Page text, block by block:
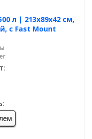
л | 213х89х42 см,
с Fast Mount